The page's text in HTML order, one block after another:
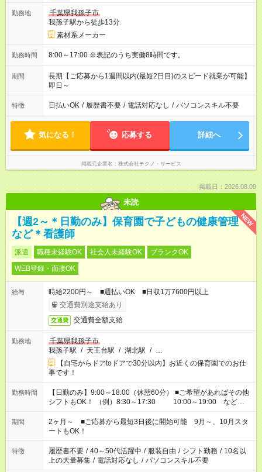
勤務地
千葉県我孫子市
我孫子駅から徒歩13分
素材系メーカー
勤務時間 8:00～17:00 ※表記のうち実働8時間です。
期間
長期【ご応募から1週間以内(最短2日目)のスピード就業が可能】
即日～
特徴 日払いOK / 履歴書不要 / 電話対応なし / パソコンスキル不要
気になる！ 応募する 詳細へ
掲載元企業名 株式会社テクノ・サービス
掲載日：2026.08.09
未読
NEW
【週2～＊日勤のみ】保育園で子どもの健康管理
など＊看護師
派遣 職種未経験OK 社会人未経験OK
ブランクOK
WEB登録・面接OK
給与
時給2200円～ ■週払いOK ■日収1万7600円以上
交通費別途支給あり
交通費 交通費全額支給
勤務地
千葉県我孫子市
我孫子駅 / 天王台駅 / 湖北駅 / …
【自宅からドアtoドアで30分以内】お近くの保育園でのお仕
事です！
勤務時間
【日勤のみ】9:00～18:00（休憩60分） ■ご希望があればその他
シフトもOK！ （例）8:30～17:30 10:00～19:00 など
「家族とお休みを合わせたい」 「余裕を持って夕飯の準備がし
たい」 「できれば残業はしたくない」 など、ご希望があれば教
えてくださいね。 ※Wワーク希望の方へ 今ご覧のお仕事で希望
する勤務時間と、もう1つのお仕事の勤務時間。 合計で週40時
間を超える場合は応募できません
期間
2ヶ月～ ■ご応募から最短3日後に開始可能 9月～、10月スタ
ートもOK！
特徴 履歴書不要 / 40～50代活躍中 / 服装自由 / シフト勤務 / 10名以
上の大量募集 / 電話対応なし / パソコンスキル不要